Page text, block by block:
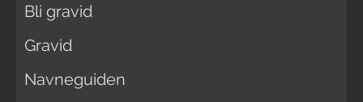
Bli gravid
Gravid
Navneguiden